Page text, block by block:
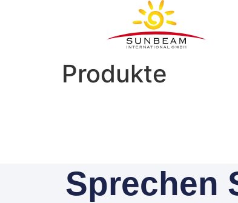
Produkte
Sprechen